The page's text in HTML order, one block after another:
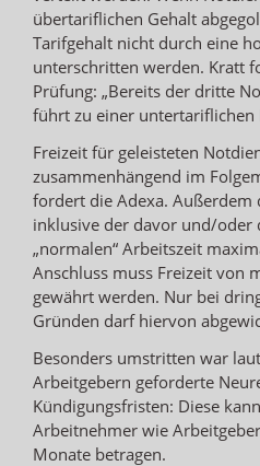
übertariflichen Gehalt
Tarifgehalt nicht durch eine
unterschritten werden. Kratt
Prüfung: „Bereits der dritte
führt zu einer untertariflichen
Freizeit für geleisteten
zusammenhängend im
fordert die Adexa. Außerdem
inklusive der davor und/oder
„normalen“ Arbeitszeit
Anschluss muss Freizeit von
gewährt werden. Nur bei
Gründen darf hiervon
Besonders umstritten war
Arbeitgebern geforderte
Kündigungsfristen: Diese
Arbeitnehmer wie
Monate betragen.